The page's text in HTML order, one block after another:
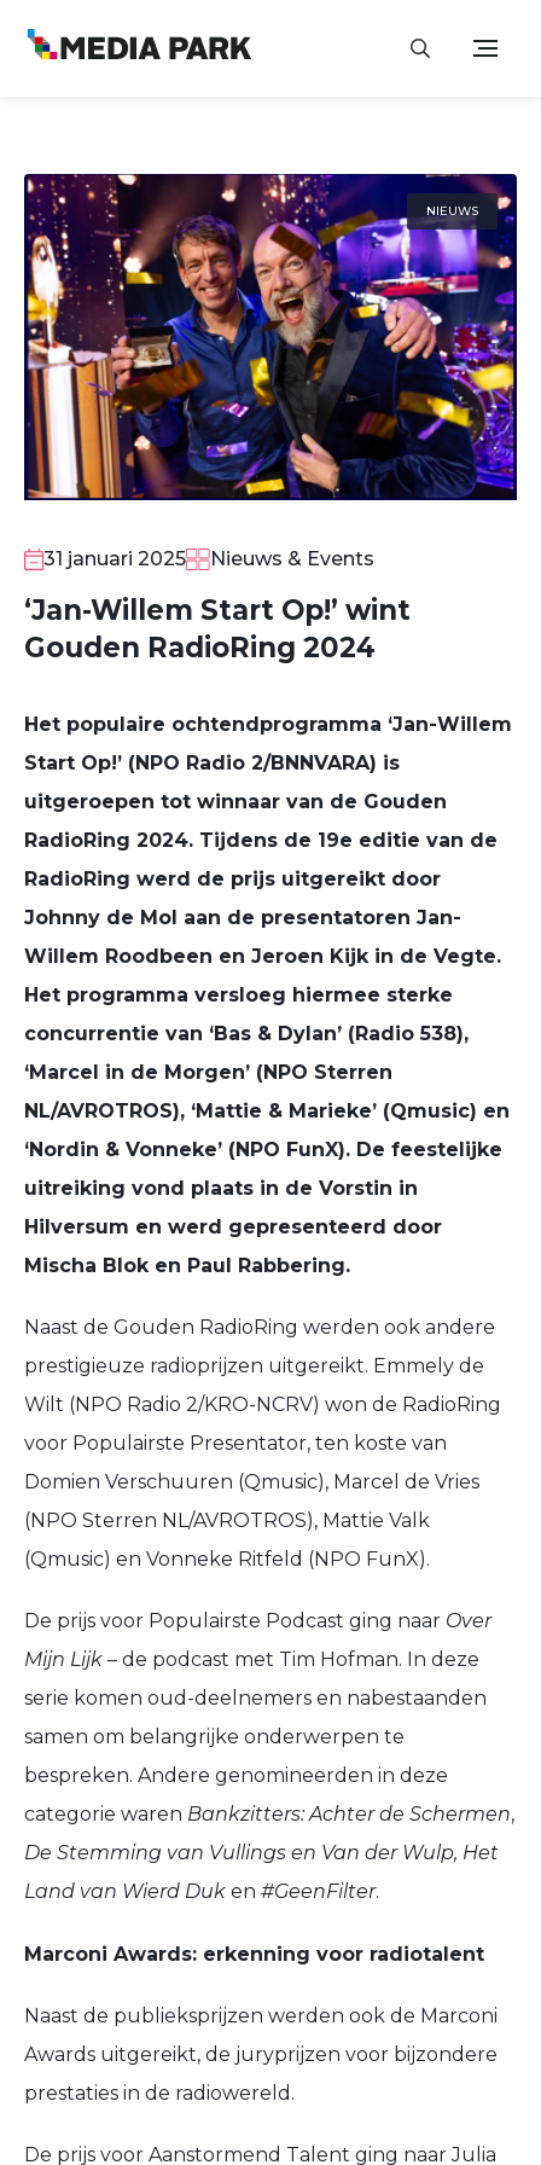
NIEUWS
31 januari 2025 Nieuws & Events
‘Jan-Willem Start Op!’ wint
Gouden RadioRing 2024
Het populaire ochtendprogramma ‘Jan-Willem
Start Op!’ (NPO Radio 2/BNNVARA) is
uitgeroepen tot winnaar van de Gouden
RadioRing 2024. Tijdens de 19e editie van de
RadioRing werd de prijs uitgereikt door
Johnny de Mol aan de presentatoren Jan-
Willem Roodbeen en Jeroen Kijk in de Vegte.
Het programma versloeg hiermee sterke
concurrentie van ‘Bas & Dylan’ (Radio 538),
‘Marcel in de Morgen’ (NPO Sterren
NL/AVROTROS), ‘Mattie & Marieke’ (Qmusic) en
‘Nordin & Vonneke’ (NPO FunX). De feestelijke
uitreiking vond plaats in de Vorstin in
Hilversum en werd gepresenteerd door
Mischa Blok en Paul Rabbering.
Naast de Gouden RadioRing werden ook andere
prestigieuze radioprijzen uitgereikt. Emmely de
Wilt (NPO Radio 2/KRO-NCRV) won de RadioRing
voor Populairste Presentator, ten koste van
Domien Verschuuren (Qmusic), Marcel de Vries
(NPO Sterren NL/AVROTROS), Mattie Valk
(Qmusic) en Vonneke Ritfeld (NPO FunX).
De prijs voor Populairste Podcast ging naar Over
Mijn Lijk – de podcast met Tim Hofman. In deze
serie komen oud-deelnemers en nabestaanden
samen om belangrijke onderwerpen te
bespreken. Andere genomineerden in deze
categorie waren Bankzitters: Achter de Schermen,
De Stemming van Vullings en Van der Wulp, Het
Land van Wierd Duk en #GeenFilter.
Marconi Awards: erkenning voor radiotalent
Naast de publieksprijzen werden ook de Marconi
Awards uitgereikt, de juryprijzen voor bijzondere
prestaties in de radiowereld.
De prijs voor Aanstormend Talent ging naar Julia